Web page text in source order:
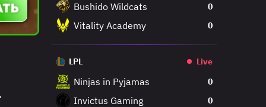
Bushido Wildcats 0
Vitality Academy 0
LPL Live
Ninjas in Pyjamas 0
Invictus Gaming 0